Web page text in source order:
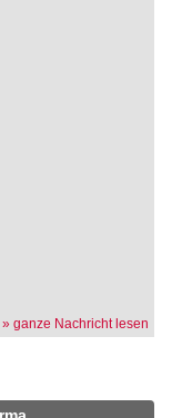
» ganze Nachricht lesen